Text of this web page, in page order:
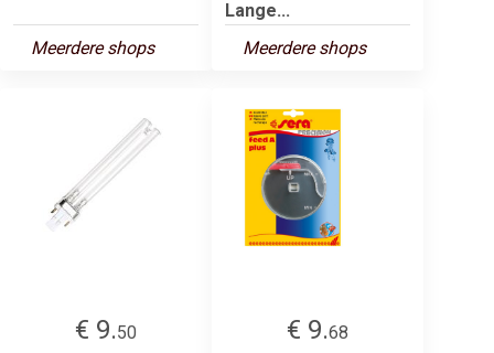
Meerdere shops
Lange...
Meerdere shops
€ 9.50
€ 9.68